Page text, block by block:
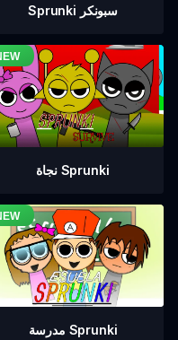
Sprunki سبونكر
نجاة Sprunki
مدرسة Sprunki